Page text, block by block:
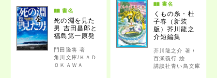
書名
死の淵を見た
男 吉田昌郎と
福島第一原発
門田隆将 著
角川文庫/ＫＡＤ
ＯＫＡＷＡ
書名
くもの糸・杜
子春（新装
版）芥川龍之
介短編集
芥川龍之介 著 /
百瀬義行 絵
講談社青い鳥文庫